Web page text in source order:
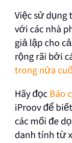
Việc sử dụng
với các nhà
giả lập cho
rộng rãi bởi
trong nửa
Hãy đọcBáo
iProovđể
các mối đe
danh tính từ